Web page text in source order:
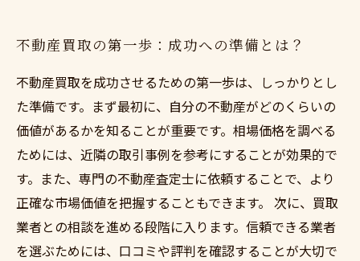
不動産買取の第一歩：成功への準備とは？
不動産買取を成功させるための第一歩は、しっかりとし
た準備です。まず最初に、自分の不動産がどのくらいの
価値があるかを知ることが重要です。相場価格を調べる
ためには、近隣の取引事例を参考にすることが効果的で
す。また、専門の不動産査定士に依頼することで、より
正確な市場価値を把握することもできます。 次に、買取
業者との相談を進める段階に入ります。信頼できる業者
を選ぶためには、口コミや評判を確認することが大切で